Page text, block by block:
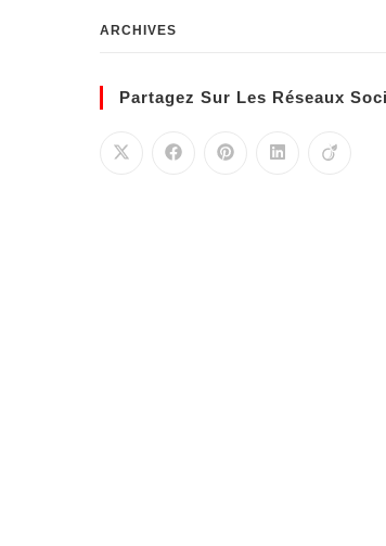
ARCHIVES
Partagez Sur Les Réseaux